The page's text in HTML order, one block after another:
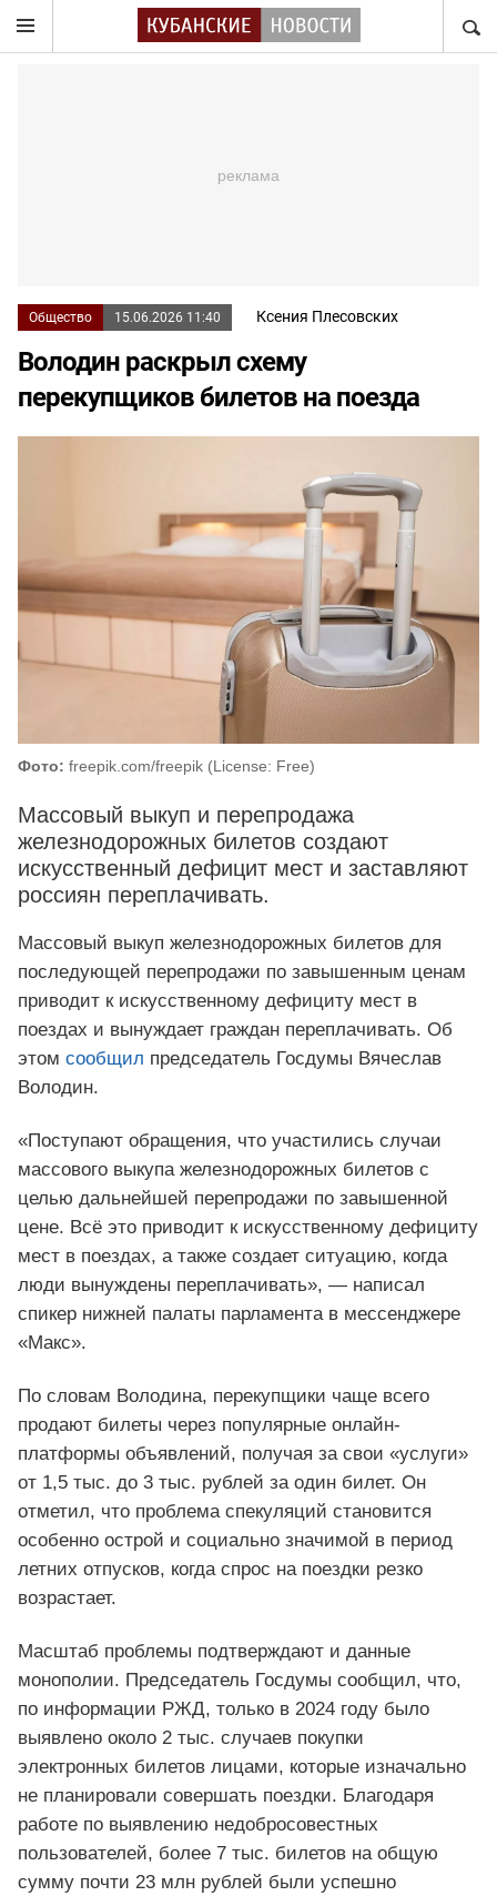
Общество 15.06.2026 11:40 Ксения Плесовских
Володин раскрыл схему
перекупщиков билетов на поезда
Фото: freepik.com/freepik (License: Free)
Массовый выкуп и перепродажа
железнодорожных билетов создают
искусственный дефицит мест и заставляют
россиян переплачивать.
Массовый выкуп железнодорожных билетов для
последующей перепродажи по завышенным ценам
приводит к искусственному дефициту мест в
поездах и вынуждает граждан переплачивать. Об
этом сообщил председатель Госдумы Вячеслав
Володин.
«Поступают обращения, что участились случаи
массового выкупа железнодорожных билетов с
целью дальнейшей перепродажи по завышенной
цене. Всё это приводит к искусственному дефициту
мест в поездах, а также создает ситуацию, когда
люди вынуждены переплачивать», — написал
спикер нижней палаты парламента в мессенджере
«Макс».
По словам Володина, перекупщики чаще всего
продают билеты через популярные онлайн-
платформы объявлений, получая за свои «услуги»
от 1,5 тыс. до 3 тыс. рублей за один билет. Он
отметил, что проблема спекуляций становится
особенно острой и социально значимой в период
летних отпусков, когда спрос на поездки резко
возрастает.
Масштаб проблемы подтверждают и данные
монополии. Председатель Госдумы сообщил, что,
по информации РЖД, только в 2024 году было
выявлено около 2 тыс. случаев покупки
электронных билетов лицами, которые изначально
не планировали совершать поездки. Благодаря
работе по выявлению недобросовестных
пользователей, более 7 тыс. билетов на общую
сумму почти 23 млн рублей были успешно